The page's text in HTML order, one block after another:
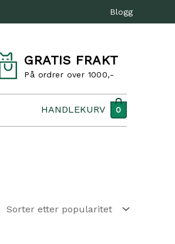
Blogg
GRATIS FRAKT
På ordrer over 1000,-
HANDLEKURV 0